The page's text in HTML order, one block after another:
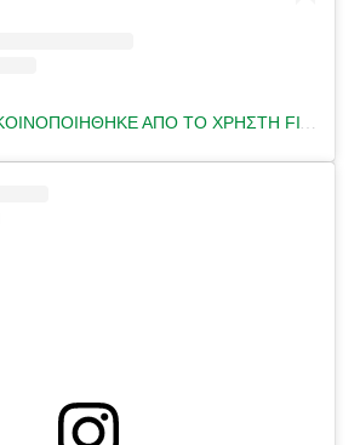
Η ΔΗΜΟΣΊΕΥΣΗ ΚΟΙΝΟΠΟΙΉΘΗΚΕ ΑΠΌ ΤΟ ΧΡΉΣΤΗ FITNESS TRAINER 🇬🇷 (@HELENA.FITNESS)